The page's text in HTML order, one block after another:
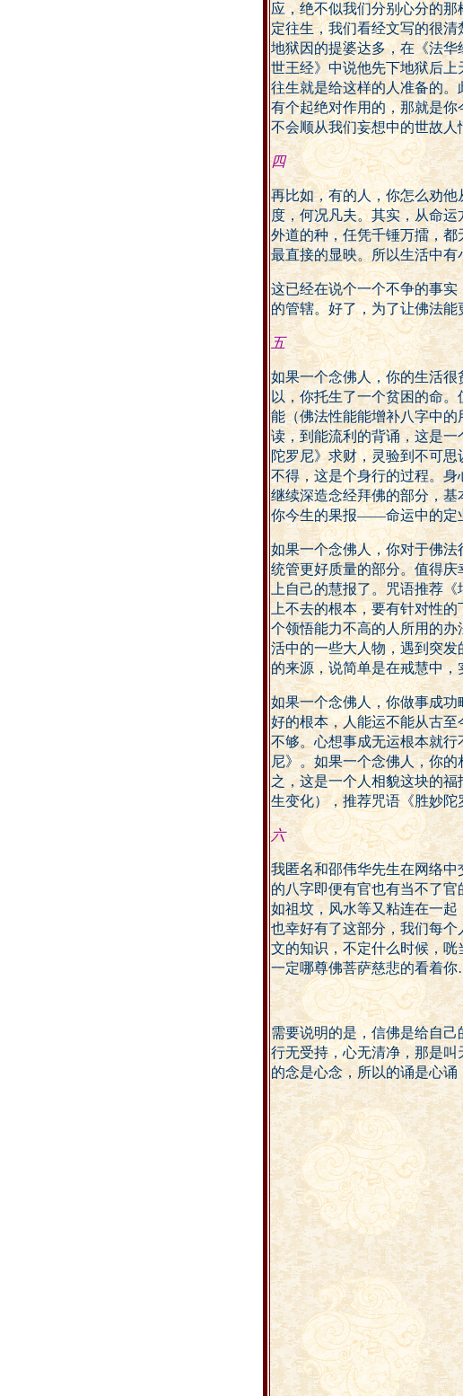
应，绝不似我们分别心分的那
定往生，我们看经文写的很
地狱因的提婆达多，在《法
世王经》中说他先下地狱后
往生就是给这样的人准备的
有个起绝对作用的，那就是
不会顺从我们妄想中的世故
四
再比如，有的人，你怎么劝
度，何况凡夫。其实，从命
外道的种，任凭千锤万擂，
最直接的显映。所以生活中
这已经在说个一个不争的事
的管辖。好了，为了让佛法
五
如果一个念佛人，你的生活
以，你托生了一个贫困的命
能（佛法性能能增补八字中
读，到能流利的背诵，这是
陀罗尼》求财，灵验到不可
不得，这是个身行的过程。
继续深造念经拜佛的部分，
你今生的果报——命运中的定
如果一个念佛人，你对于佛
统管更好质量的部分。值得
上自己的慧报了。咒语推荐
上不去的根本，要有针对性
个领悟能力不高的人所用的
活中的一些大人物，遇到突
的来源，说简单是在戒慧中
如果一个念佛人，你做事成
好的根本，人能运不能从古
不够。心想事成无运根本就
尼》。如果一个念佛人，你
之，这是一个人相貌这块的
生变化），推荐咒语《胜妙陀
六
我匿名和邵伟华先生在网络
的八字即便有官也有当不了
如祖坟，风水等又粘连在一起
也幸好有了这部分，我们每
文的知识，不定什么时候，
一定哪尊佛菩萨慈悲的看着
需要说明的是，信佛是给自
行无受持，心无清净，那是
的念是心念，所以的诵是心